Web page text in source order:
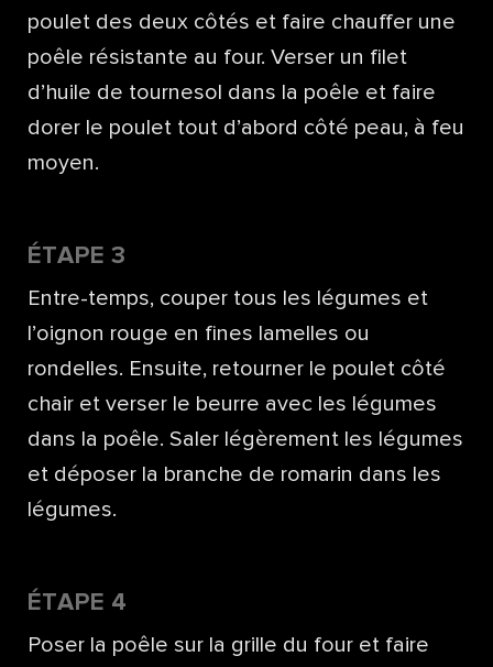
poulet des deux côtés et faire chauffer une
poêle résistante au four. Verser un filet
d’huile de tournesol dans la poêle et faire
dorer le poulet tout d’abord côté peau, à feu
moyen.
ÉTAPE 3
Entre-temps, couper tous les légumes et
l’oignon rouge en fines lamelles ou
rondelles. Ensuite, retourner le poulet côté
chair et verser le beurre avec les légumes
dans la poêle. Saler légèrement les légumes
et déposer la branche de romarin dans les
légumes.
ÉTAPE 4
Poser la poêle sur la grille du four et faire